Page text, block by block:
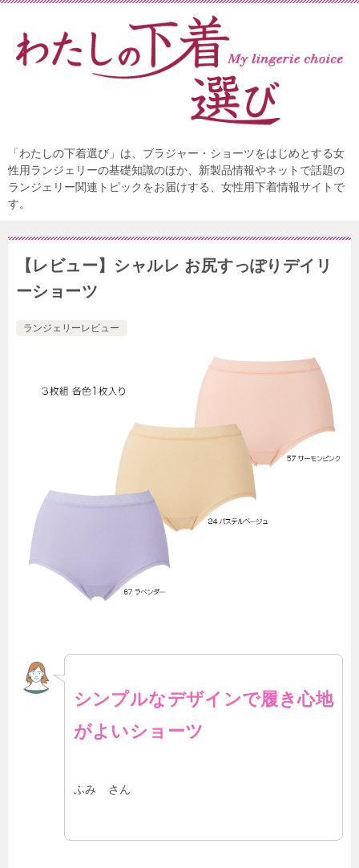
「わたしの下着選び」は、ブラジャー・ショーツをはじめとする女
性用ランジェリーの基礎知識のほか、新製品情報やネットで話題の
ランジェリー関連トピックをお届けする、女性用下着情報サイトで
す。
【レビュー】シャルレ お尻すっぽりデイリ
ーショーツ
ランジェリーレビュー
シンプルなデザインで履き心地
がよいショーツ
ふみ さん